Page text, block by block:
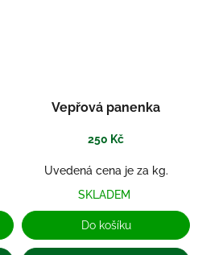
Vepřová panenka
250 Kč
Uvedená cena je za kg.
SKLADEM
Do košíku